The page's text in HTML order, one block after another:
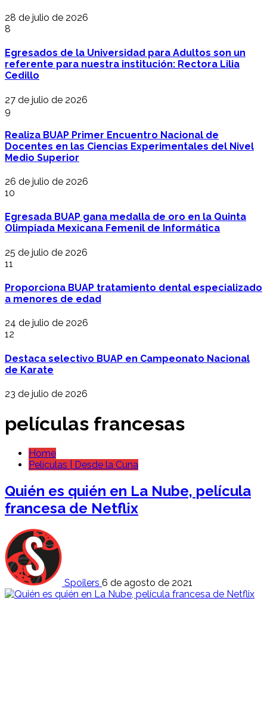
28 de julio de 2026
8
Egresados de la Universidad para Adultos son un
referente para nuestra institución: Rectora Lilia
Cedillo
27 de julio de 2026
9
Realiza BUAP Primer Encuentro Nacional de
Docentes en las Ciencias Experimentales del Nivel
Medio Superior
26 de julio de 2026
10
Egresada BUAP gana medalla de oro en la Quinta
Olimpiada Mexicana Femenil de Informática
25 de julio de 2026
11
Proporciona BUAP tratamiento dental especializado
a menores de edad
24 de julio de 2026
12
Destaca selectivo BUAP en Campeonato Nacional
de Karate
23 de julio de 2026
películas francesas
Home
Películas | Desde la Cuna
Quién es quién en La Nube, película
francesa de Netflix
Spoilers 6 de agosto de 2021